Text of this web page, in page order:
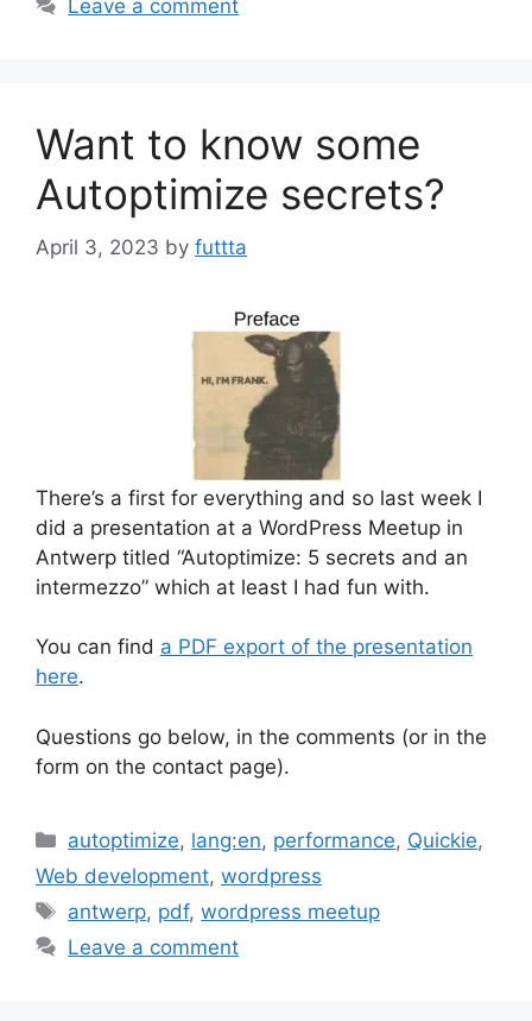
Leave a comment
Want to know some
Autoptimize secrets?
April 3, 2023 by futtta
There’s a first for everything and so last week I
did a presentation at a WordPress Meetup in
Antwerp titled “Autoptimize: 5 secrets and an
intermezzo” which at least I had fun with.
You can find a PDF export of the presentation
here.
Questions go below, in the comments (or in the
form on the contact page).
Categories
autoptimize, lang:en, performance, Quickie,
Web development, wordpress
Tags
antwerp, pdf,wordpress meetup
Leave a comment